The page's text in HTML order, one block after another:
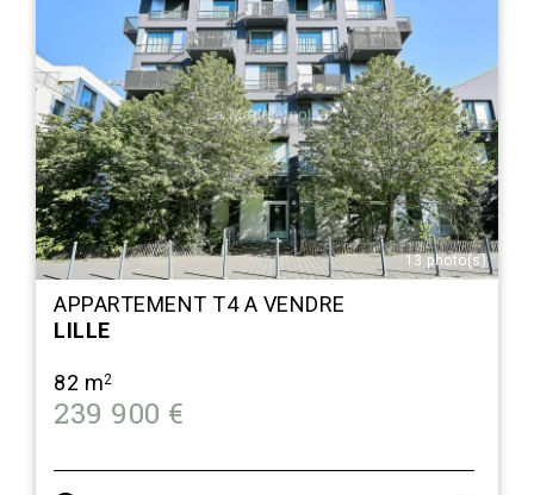
13 photo(s)
APPARTEMENT T4 A VENDRE
LILLE
82 m2
239 900 €